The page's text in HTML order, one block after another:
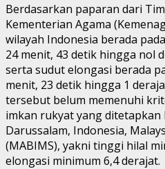
Berdasarkan paparan dari
Kementerian Agama
wilayah Indonesia berada
24 menit, 43 detik hingga nol
serta sudut elongasi berada
menit, 23 detik hingga 1
tersebut belum memenuhi
imkan rukyat yang
Darussalam, Indonesia,
(MABIMS), yakni tinggi hilal
elongasi minimum 6,4 derajat.